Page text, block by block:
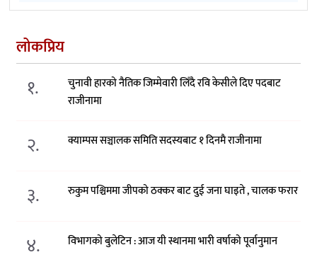
लोकप्रिय
१.
चुनावी हारको नैतिक जिम्मेवारी लिँदै रवि केसीले दिए पदबाट
राजीनामा
२. क्याम्पस सञ्चालक समिति सदस्यबाट १ दिनमै राजीनामा
३. रुकुम पश्चिममा जीपको ठक्कर बाट दुई जना घाइते , चालक फरार
४. विभागको बुलेटिन : आज यी स्थानमा भारी वर्षाको पूर्वानुमान